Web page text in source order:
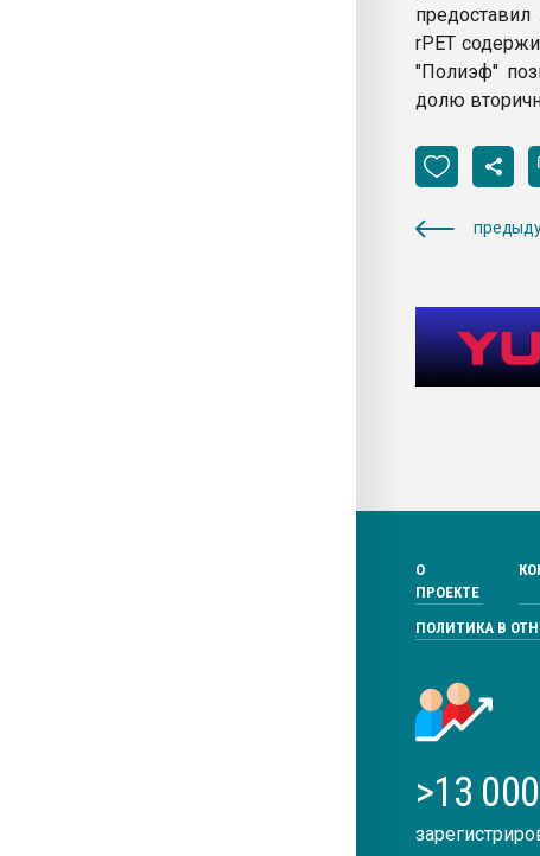
rPET
"Полиэф"
долю
О
ПРОЕКТЕ
ПОЛИТИКА В
>13 000